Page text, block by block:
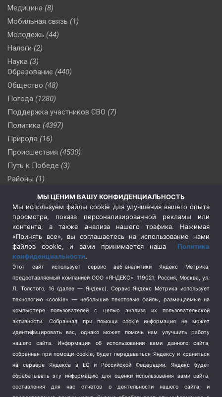
Медицина (8)
Мобильная связь (1)
Молодежь (44)
Налоги (2)
Наука (3)
Образование (440)
Общество (48)
Погода (1280)
Поддержка участников СВО (7)
Политика (4397)
Природа (16)
Происшествия (4530)
Путь к Победе (3)
Районы (1)
(510)
Сельское хозяйство (3)
Социальная политика
(3)
Спецоперация в Украине
Спецоперация на Украине
(404)
Спорт (740)
Терроризм (1)
Транспорт (262)
Туризм (178)
Флот (76)
Школа и спорт (2)
Экология (8)
Экономика (1172)
МЫ ЦЕНИМ ВАШУ КОНФИДЕНЦИАЛЬНОСТЬ
Мы используем файлы cookie для улучшения вашего опыта
просмотра, показа персонализированной рекламы или
контента, а также анализа нашего трафика. Нажимая
«Принять все», вы соглашаетесь на использование нами
файлов cookie, и вами принимается наша Политика
конфиденциальности.
Этот сайт использует сервис веб-аналитики Яндекс Метрика,
предоставляемый компанией ООО «ЯНДЕКС», 119021, Россия, Москва, ул.
Л. Толстого, 16 (далее — Яндекс). Сервис Яндекс Метрика использует
технологию «cookie» — небольшие текстовые файлы, размещаемые на
компьютере пользователей с целью анализа их пользовательской
активности.
Собранная при помощи cookie информация не может
идентифицировать вас, однако может помочь нам улучшить работу
нашего сайта. Информация об использовании вами данного сайта,
собранная при помощи cookie, будет передаваться Яндексу и храниться
на сервере Яндекса в ЕС и Российской Федерации. Яндекс будет
обрабатывать эту информацию для оценки использования вами сайта,
составления для нас отчетов о деятельности нашего сайта, и